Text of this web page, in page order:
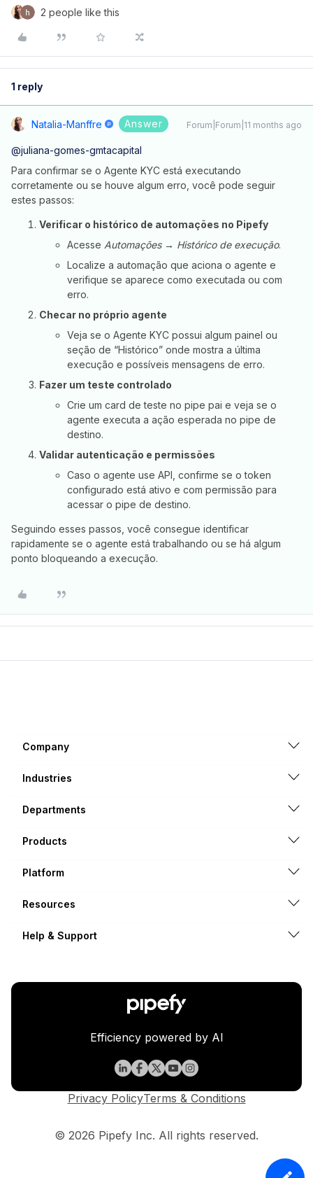
2 people like this
1 reply
Natalia-Manffre Answer Forum|Forum|11 months ago
@juliana-gomes-gmtacapital
Para confirmar se o Agente KYC está executando
corretamente ou se houve algum erro, você pode seguir
estes passos:
Verificar o histórico de automações no Pipefy
Acesse Automações→ Histórico de execução.
Localize a automação que aciona o agente e
verifique se aparece como executada ou com
erro.
Checar no próprio agente
Veja se o Agente KYC possui algum painel ou
seção de “Histórico” onde mostra a última
execução e possíveis mensagens de erro.
Fazer um teste controlado
Crie um card de teste no pipe pai e veja se o
agente executa a ação esperada no pipe de
destino.
Validar autenticação e permissões
Caso o agente use API, confirme se o token
configurado está ativo e com permissão para
acessar o pipe de destino.
Seguindo esses passos, você consegue identificar
rapidamente se o agente está trabalhando ou se há algum
ponto bloqueando a execução.
Company
Industries
Departments
Products
Platform
Resources
Help & Support
Efficiency powered by AI
© 2026 Pipefy Inc. All rights reserved.
Privacy PolicyTerms & Conditions